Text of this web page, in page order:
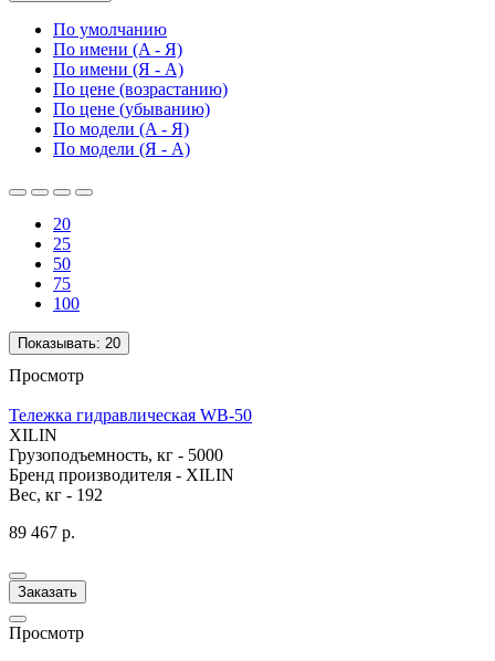
По умолчанию
По имени (A - Я)
По имени (Я - A)
По цене (возрастанию)
По цене (убыванию)
По модели (A - Я)
По модели (Я - A)
20
25
50
75
100
Показывать: 20
Просмотр
Тележка гидравлическая WB-50
XILIN
Грузоподъемность, кг - 5000
Бренд производителя - XILIN
Вес, кг - 192
89 467 р.
Заказать
Просмотр